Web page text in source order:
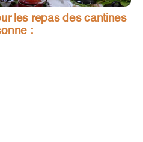
les repas des cantines
: